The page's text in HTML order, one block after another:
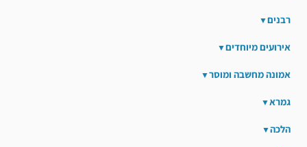
רבנים
אירועים מיוחדים
אמונה מחשבה ומוסר
גמרא
הלכה